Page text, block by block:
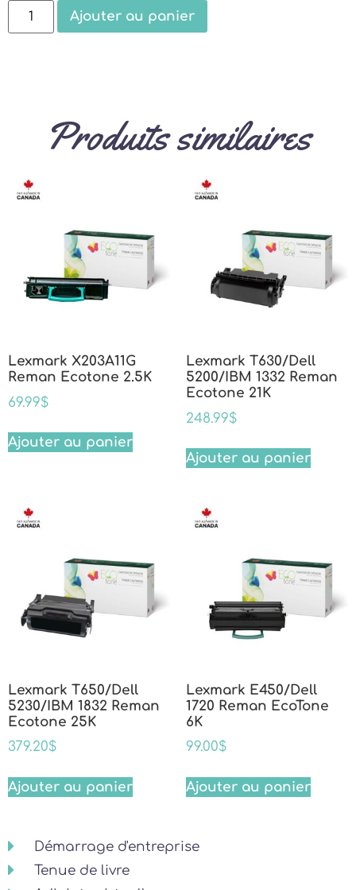
Ajouter au panier
Produits similaires
Lexmark X203A11G
Reman Ecotone 2.5K
69.99$
Ajouter au panier
Lexmark T630/Dell
5200/IBM 1332 Reman
Ecotone 21K
248.99$
Ajouter au panier
Lexmark T650/Dell
5230/IBM 1832 Reman
Ecotone 25K
379.20$
Ajouter au panier
Lexmark E450/Dell
1720 Reman EcoTone
6K
99.00$
Ajouter au panier
Démarrage d'entreprise
Tenue de livre